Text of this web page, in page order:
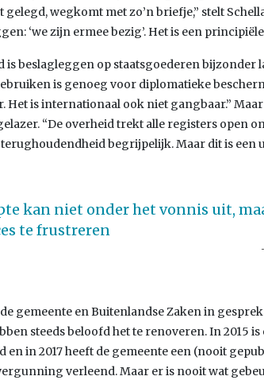
gelegd, wegkomt met zo’n briefje,” stelt
‘we zijn ermee bezig’. Het is een principiële
is beslagleggen op staatsgoederen bijzonder
is genoeg voor diplomatieke
Het is internationaal ook niet gangbaar.”
“De overheid trekt alle registers open
begrijpelijk. Maar dit is een
kan niet onder het vonnis uit,
te frustreren
gemeente en Buitenlandse Zaken in
steeds beloofd het te renoveren. In 2015
en in 2017 heeft de gemeente een (nooit
verleend. Maar er is nooit wat